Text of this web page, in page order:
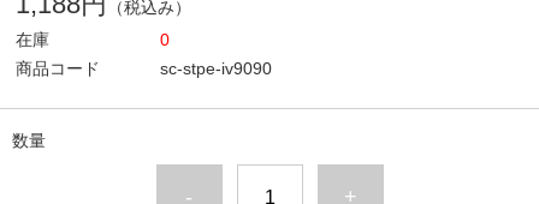
（税込み）
在庫
0
商品コード
sc-stpe-iv9090
数量
- +